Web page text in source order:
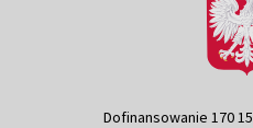
Dofinansowanie 170